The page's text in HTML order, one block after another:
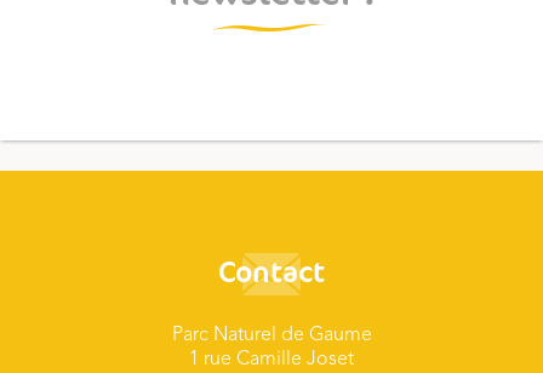
Contact
Parc Naturel de Gaume
1 rue Camille Joset